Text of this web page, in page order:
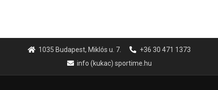
1035 Budapest, Miklós u. 7.
+36 30 471 1373
info (kukac) sportime.hu